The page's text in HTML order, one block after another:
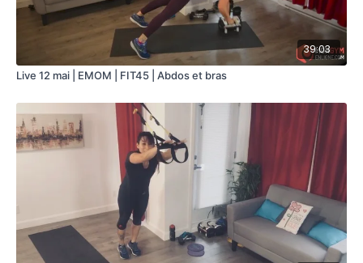
39:03
Live 12 mai | EMOM | FIT45 | Abdos et bras